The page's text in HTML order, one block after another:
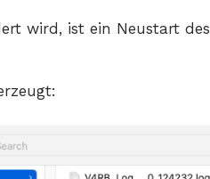
wird, ist ein Neustart des